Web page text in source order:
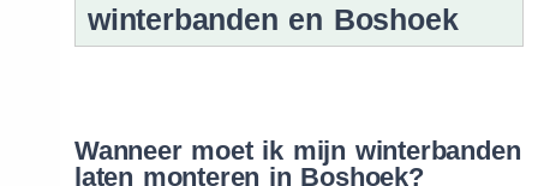
winterbanden en Boshoek
Wanneer moet ik mijn winterbanden
laten monteren in Boshoek?